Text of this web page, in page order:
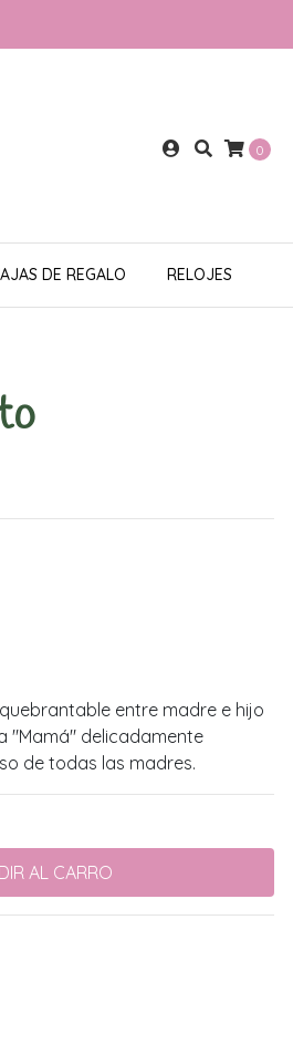
0
DE REGALO RELOJES
entre madre e hijo
"Mamá" delicadamente
de todas las madres.